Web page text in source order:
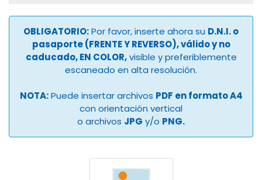
OBLIGATORIO:Por favor, inserte ahora su D.N.I. o
pasaporte (FRENTE Y REVERSO), válido y no
caducado, EN COLOR,visible y preferiblemente
escaneado en alta resolución.
NOTA:Puede insertar archivos PDF en formato A4
con orientación vertical
o archivos JPG y/o PNG.